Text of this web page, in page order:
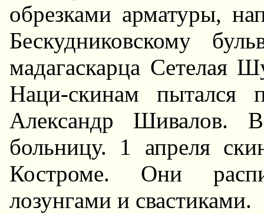
обрезками арматуры,
Бескудниковскому
мадагаскарца Сетелая
Hаци-скинам пытался
Александр Шивалов.
больницу. 1 апреля
Костроме. Они
лозунгами и свастиками.